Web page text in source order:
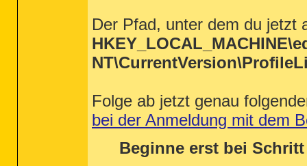
Der Pfad, unter dem du jetzt
Folge ab jetzt genau
bei der Anmeldung mit dem
Beginne erst bei